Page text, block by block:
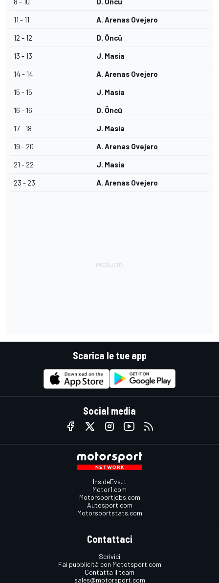
11 - 11 A. Arenas Ovejero
12 - 12 D. Öncü
13 - 13 J. Masia
14 - 14 A. Arenas Ovejero
15 - 15 J. Masia
16 - 16 D. Öncü
17 - 18 J. Masia
19 - 20 A. Arenas Ovejero
21 - 22 J. Masia
23 - 23 A. Arenas Ovejero
Scarica le tue app
Social media
InsideEvs.it
Motor1.com
Motorsportjobs.com
Autosport.com
Motorsportstats.com
Contattaci
Scrivici
Fai pubblicità con Mototsport.com
Contatta il team
sales@motorsport.com